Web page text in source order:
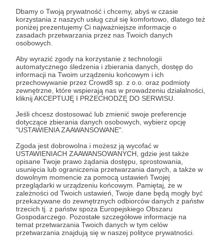
Dbamy o Twoją prywatność i chcemy, abyś w czasie
korzystania z naszych usług czuł się komfortowo, dlatego też
poniżej prezentujemy Ci najważniejsze informacje o
zasadach przetwarzania przez nas Twoich danych
osobowych.
Aby wyrazić zgody na korzystanie z technologii
automatycznego śledzenia i zbierania danych, dostęp do
informacji na Twoim urządzeniu końcowym i ich
przechowywanie przez Crowd8 sp. z o.o. oraz podmioty
zewnętrzne, które wspierają nas w prowadzeniu działalności,
kliknij AKCEPTUJĘ I PRZECHODZĘ DO SERWISU.
Jeśli chcesz dostosować lub zmienić swoje preferencje
dotyczące zbierania danych osobowych, wybierz opcję
"USTAWIENIA ZAAWANSOWANE".
Zgoda jest dobrowolna i możesz ją wycofać w
USTAWIENIACH ZAAWANSOWANYCH, gdzie jest także
opisane Twoje prawo żądania dostępu, sprostowania,
usunięcia lub ograniczenia przetwarzania danych, a także w
dowolnym momencie za pomocą ustawień Twojej
przeglądarki w urządzeniu końcowym. Pamiętaj, że w
zależności od Twoich ustawień, Twoje dane będą mogły być
przekazywane do zewnętrznych odbiorców danych z państw
trzecich tj. z państw spoza Europejskiego Obszaru
Gospodarczego. Pozostałe szczegółowe informacje na
temat przetwarzania Twoich danych w tym celów
przetwarzania znajdują się w naszej polityce prywatności.
Dołącz do grona Patronów!
Wesprzyj działalność AutoraMieszko Komiksjuż
teraz!
Zostań Patronem
Promowani autorzy
Rynn Rysuje
65 patronów
Cześć! Jestem Rynn i jestem rysowniczką.